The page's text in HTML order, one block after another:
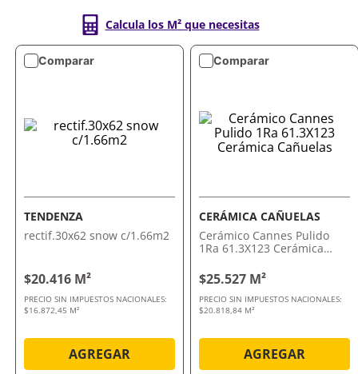
Calcula los M² que necesitas
Comparar
TENDENZA
rectif.30x62 snow c/1.66m2
$20.416 M²
PRECIO SIN IMPUESTOS NACIONALES:
$16.872,45 M²
AGREGAR
Comparar
CERÁMICA CAÑUELAS
Cerámico Cannes Pulido
1Ra 61.3X123 Cerámica
$25.527 M²
PRECIO SIN IMPUESTOS NACIONALES:
$20.818,84 M²
AGREGAR